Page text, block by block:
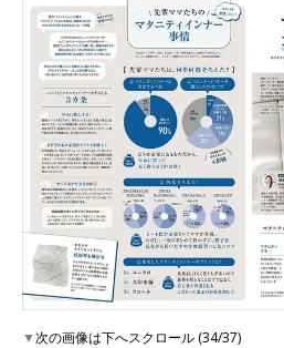
▼次の画像は下へスクロール (34/37)